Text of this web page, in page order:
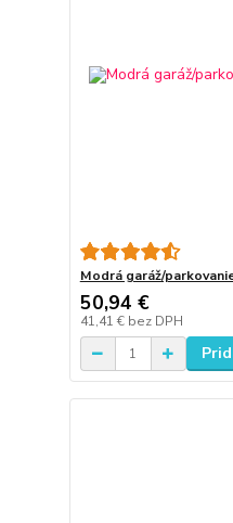
Modrá garáž/
50,94 €
41,41 € bez DPH